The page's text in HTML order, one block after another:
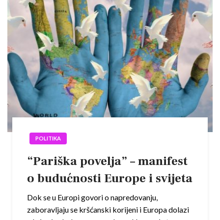
POLITIKA
“Pariška povelja” – manifest
o budućnosti Europe i svijeta
Dok se u Europi govori o napredovanju,
zaboravljaju se kršćanski korijeni i Europa dolazi